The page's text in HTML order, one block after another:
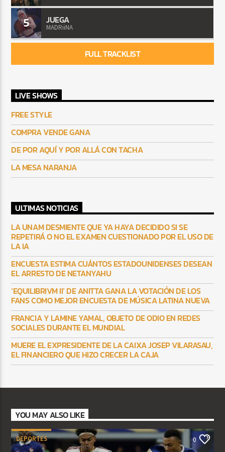
5 JUEGA
MADRiiNA
FULL TRACKLIST
LIVE SHOWS
FREE STYLE
COMPRA VENDE GANA
DE POR AQUÍ Y POR ALLÁ CON TACHA
LA MESA NARANJA
ULTIMAS NOTICIAS
LA UNAM DESMIENTE QUE YA HAYA DECIDIDO SI SE
REPETIRÁ O NO EL EXAMEN CUESTIONADO POR EL USO DE
LA IA
ENCUESTA ESTIMA CUÁNTOS ESTADOUNIDENSES DESEAN
EL ARRESTO DE NETANYAHU
‘EQUILIBRIVM II’ DE ANITTA GANA LA VOTACIÓN DE LOS
FANS COMO MEJOR ENCUESTA DE MÚSICA LATINA NUEVA
FRANCIA Y LAMINE YAMAL, OBJETO DE ODIO EN REDES
SOCIALES DURANTE EL MUNDIAL
MUERE EL EXPRESIDENTE DE LA CAIXA JOSEP VILARASAU,
EL FINANCIERO QUE HIZO CRECER LA CAJA
YOU MAY ALSO LIKE
DEPORTES 0